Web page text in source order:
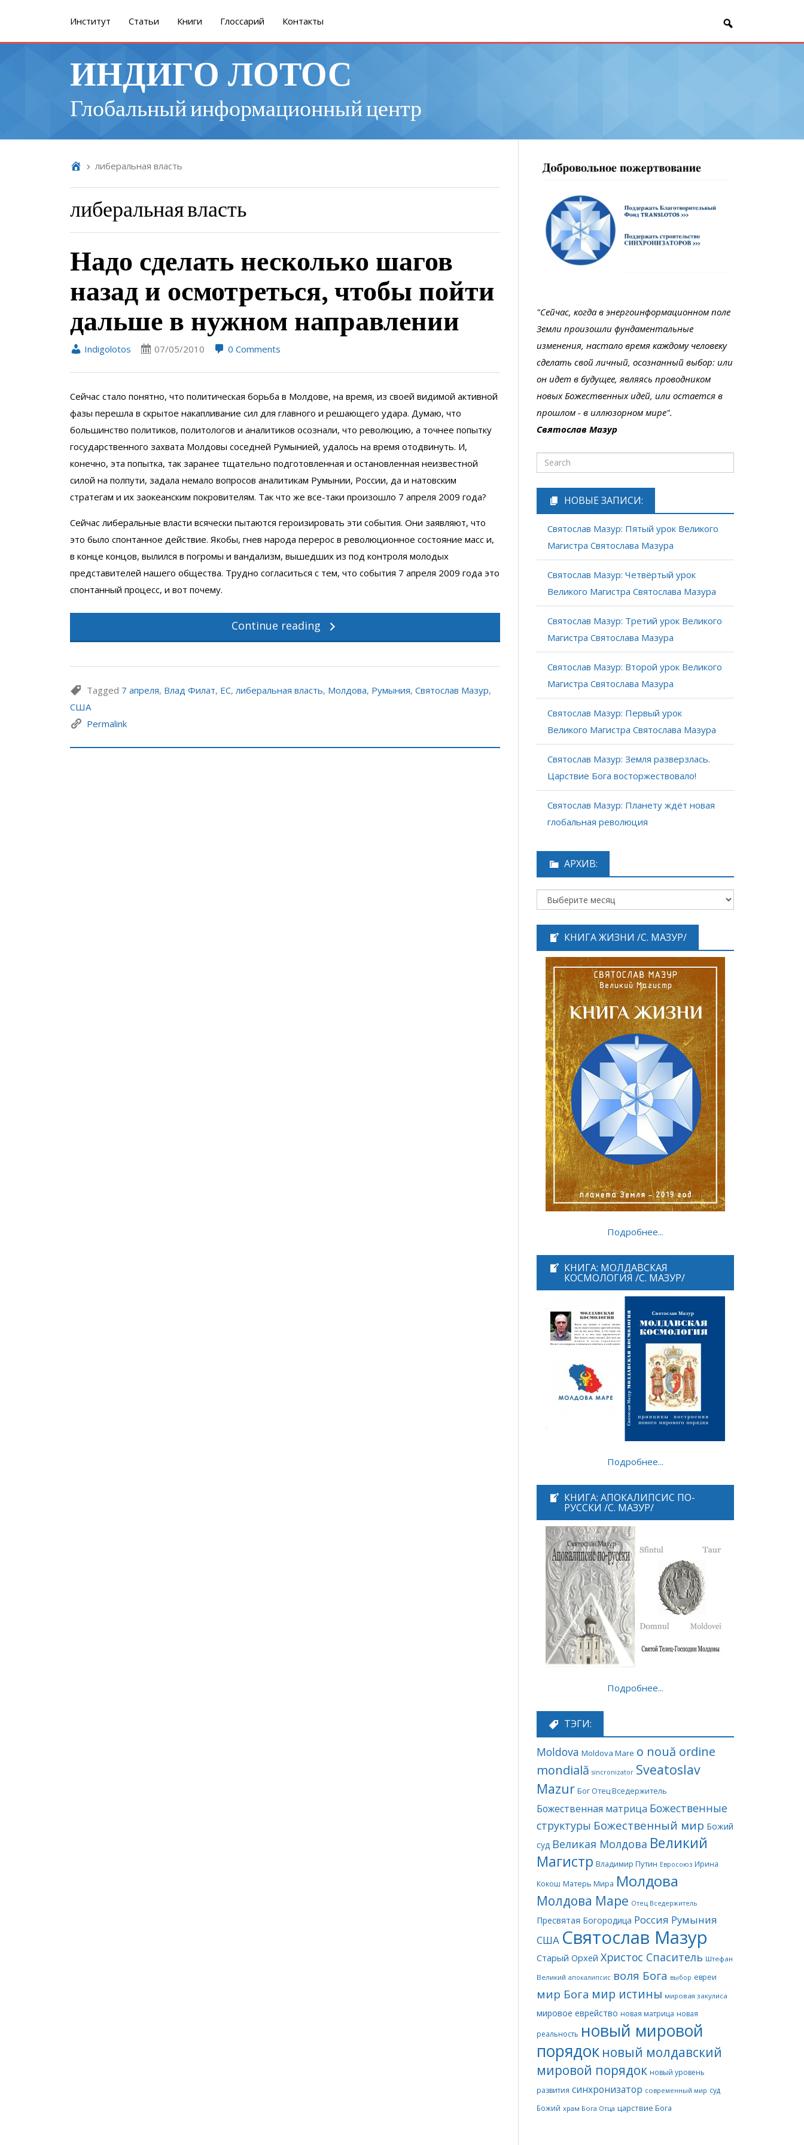
Институт Cтатьи Книги Глоссарий Контакты
ИНДИГО ЛОТОС
Глобальный информационный центр
либеральная власть
либеральная власть
Надо сделать несколько шагов
назад и осмотреться, чтобы пойти
дальше в нужном направлении
Indigolotos 07/05/2010 0 Comments
Сейчас стало понятно, что политическая борьба в Молдове, на время, из своей видимой активной
фазы перешла в скрытое накапливание сил для главного и решающего удара. Думаю, что
большинство политиков, политологов и аналитиков осознали, что революцию, а точнее попытку
государственного захвата Молдовы соседней Румынией, удалось на время отодвинуть. И,
конечно, эта попытка, так заранее тщательно подготовленная и остановленная неизвестной
силой на полпути, задала немало вопросов аналитикам Румынии, России, да и натовским
стратегам и их заокеанским покровителям. Так что же все-таки произошло 7 апреля 2009 года?
Сейчас либеральные власти всячески пытаются героизировать эти события. Они заявляют, что
это было спонтанное действие. Якобы, гнев народа перерос в революционное состояние масс и,
в конце концов, вылился в погромы и вандализм, вышедших из под контроля молодых
представителей нашего общества. Трудно согласиться с тем, что события 7 апреля 2009 года это
спонтанный процесс, и вот почему.
Continue reading
Tagged 7 апреля, Влад Филат, ЕС, либеральная власть, Молдова, Румыния, Святослав Мазур,
США
Permalink
"Сейчас, когда в энергоинформационном поле
Земли произошли фундаментальные
изменения, настало время каждому человеку
сделать свой личный, осознанный выбор: или
он идет в будущее, являясь проводником
новых Божественных идей, или остается в
прошлом - в иллюзорном мире".
Святослав Мазур
НОВЫЕ ЗАПИСИ:
Святослав Мазур: Пятый урок Великого
Магистра Святослава Мазура
Святослав Мазур: Четвёртый урок
Великого Магистра Святослава Мазура
Святослав Мазур: Третий урок Великого
Магистра Святослава Мазура
Святослав Мазур: Второй урок Великого
Магистра Святослава Мазура
Святослав Мазур: Первый урок
Великого Магистра Святослава Мазура
Святослав Мазур: Земля разверзлась.
Царствие Бога восторжествовало!
Святослав Мазур: Планету ждёт новая
глобальная революция
АРХИВ:
КНИГА ЖИЗНИ /С. МАЗУР/
Подробнее...
КНИГА: МОЛДАВСКАЯ
КОСМОЛОГИЯ /С. МАЗУР/
Подробнее...
КНИГА: АПОКАЛИПСИС ПО-
РУССКИ /С. МАЗУР/
Подробнее...
ТЭГИ:
Moldova Moldova Mare o nouă ordine
mondială sincronizator Sveatoslav
Mazur Бог Отец Вседержитель
Божественная матрица Божественные
структуры Божественный мир Божий
суд Великая Молдова Великий
Магистр Владимир Путин Евросоюз Ирина
Кокош Матерь Мира Молдова
Молдова Маре Отец Вседержитель
Пресвятая Богородица Россия Румыния
США Святослав Мазур
Старый Орхей Христос Спаситель Штефан
Великий апокалипсис воля Бога выбор евреи
мир Бога мир истины мировая закулиса
мировое еврейство новая матрица новая
реальность новый мировой
порядок новый молдавский
мировой порядок новый уровень
развития синхронизатор современный мир суд
Божий храм Бога Отца царствие Бога